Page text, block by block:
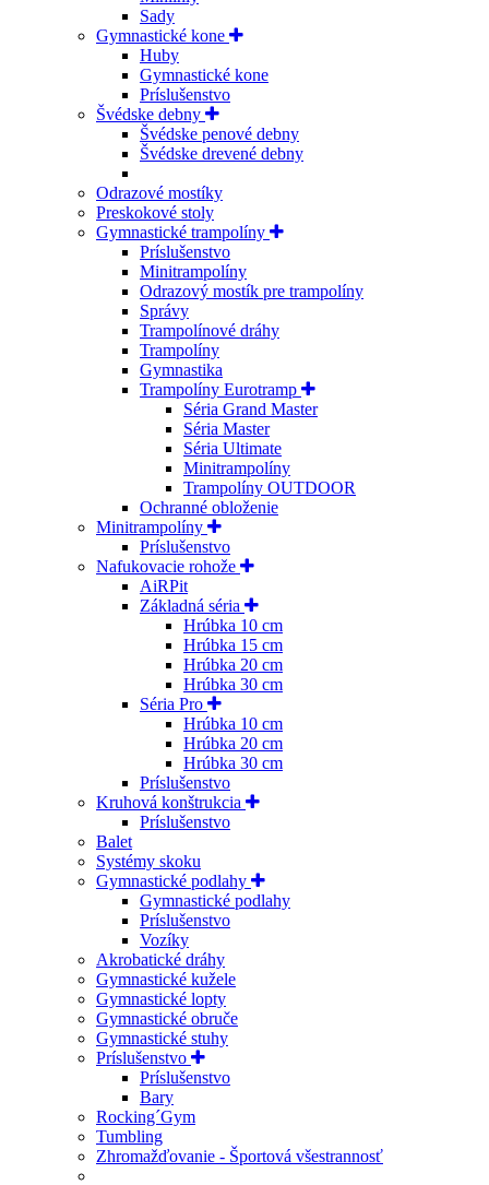
Sady
Gymnastické kone
Huby
Gymnastické kone
Príslušenstvo
Švédske debny
Švédske penové debny
Švédske drevené debny
Odrazové mostíky
Preskokové stoly
Gymnastické trampolíny
Príslušenstvo
Minitrampolíny
Odrazový mostík pre trampolíny
Správy
Trampolínové dráhy
Trampolíny
Gymnastika
Trampolíny Eurotramp
Séria Grand Master
Séria Master
Séria Ultimate
Minitrampolíny
Trampolíny OUTDOOR
Ochranné obloženie
Minitrampolíny
Príslušenstvo
Nafukovacie rohože
AiRPit
Základná séria
Hrúbka 10 cm
Hrúbka 15 cm
Hrúbka 20 cm
Hrúbka 30 cm
Séria Pro
Hrúbka 10 cm
Hrúbka 20 cm
Hrúbka 30 cm
Príslušenstvo
Kruhová konštrukcia
Príslušenstvo
Balet
Systémy skoku
Gymnastické podlahy
Gymnastické podlahy
Príslušenstvo
Vozíky
Akrobatické dráhy
Gymnastické kužele
Gymnastické lopty
Gymnastické obruče
Gymnastické stuhy
Príslušenstvo
Príslušenstvo
Bary
Rocking´Gym
Tumbling
Zhromažďovanie - Športová všestrannosť